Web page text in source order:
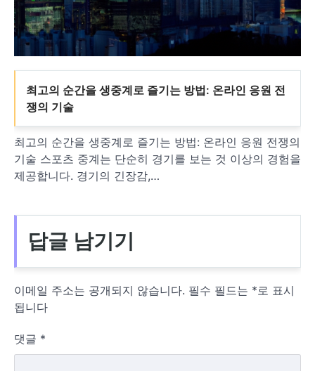
최고의 순간을 생중계로 즐기는 방법: 온라인 응원 전
쟁의 기술
최고의 순간을 생중계로 즐기는 방법: 온라인 응원 전쟁의
기술 스포츠 중계는 단순히 경기를 보는 것 이상의 경험을
제공합니다. 경기의 긴장감,…
답글 남기기
이메일 주소는 공개되지 않습니다. 필수 필드는 * 로 표시
됩니다
댓글 *